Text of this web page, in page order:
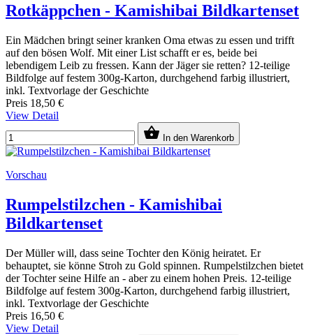
Rotkäppchen - Kamishibai Bildkartenset
Ein Mädchen bringt seiner kranken Oma etwas zu essen und trifft
auf den bösen Wolf. Mit einer List schafft er es, beide bei
lebendigem Leib zu fressen. Kann der Jäger sie retten? 12-teilige
Bildfolge auf festem 300g-Karton, durchgehend farbig illustriert,
inkl. Textvorlage der Geschichte
Preis 18,50 €
View Detail
 In den Warenkorb
Vorschau
Rumpelstilzchen - Kamishibai
Bildkartenset
Der Müller will, dass seine Tochter den König heiratet. Er
behauptet, sie könne Stroh zu Gold spinnen. Rumpelstilzchen bietet
der Tochter seine Hilfe an - aber zu einem hohen Preis. 12-teilige
Bildfolge auf festem 300g-Karton, durchgehend farbig illustriert,
inkl. Textvorlage der Geschichte
Preis 16,50 €
View Detail